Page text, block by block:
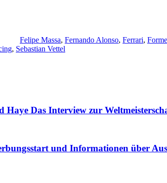
Felipe Massa, Fernando Alonso, Ferrari,
, Sebastian Vettel
Das Interview zur
und Informationen über